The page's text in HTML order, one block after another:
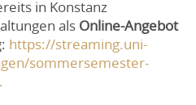
in Konstanz
als Online-Angebot
https://streaming.uni-
sommersemester-